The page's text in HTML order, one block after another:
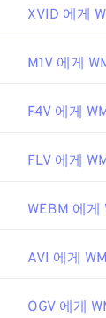
wiki/고급_시
XVID 에게
M1V 에게
F4V 에게
FLV 에게
WEBM 에게
AVI 에게
OGV 에게